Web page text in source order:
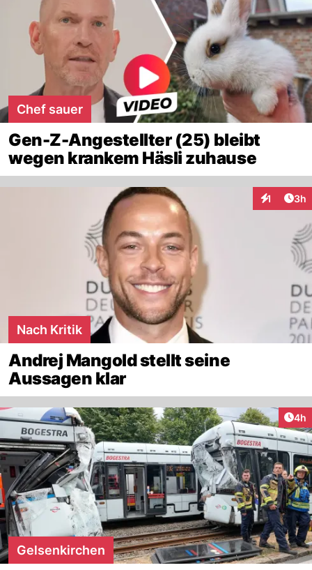
Chef sauer
Gen-Z-Angestellter (25) bleibt
wegen krankem Häsli zuhause
1 3h
Nach Kritik
Andrej Mangold stellt seine
Aussagen klar
4h
Gelsenkirchen